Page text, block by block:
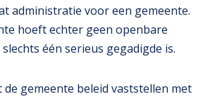
administratie voor een gemeente.
hoeft echter geen openbare
één serieus gegadigde is.
gemeente beleid vaststellen met